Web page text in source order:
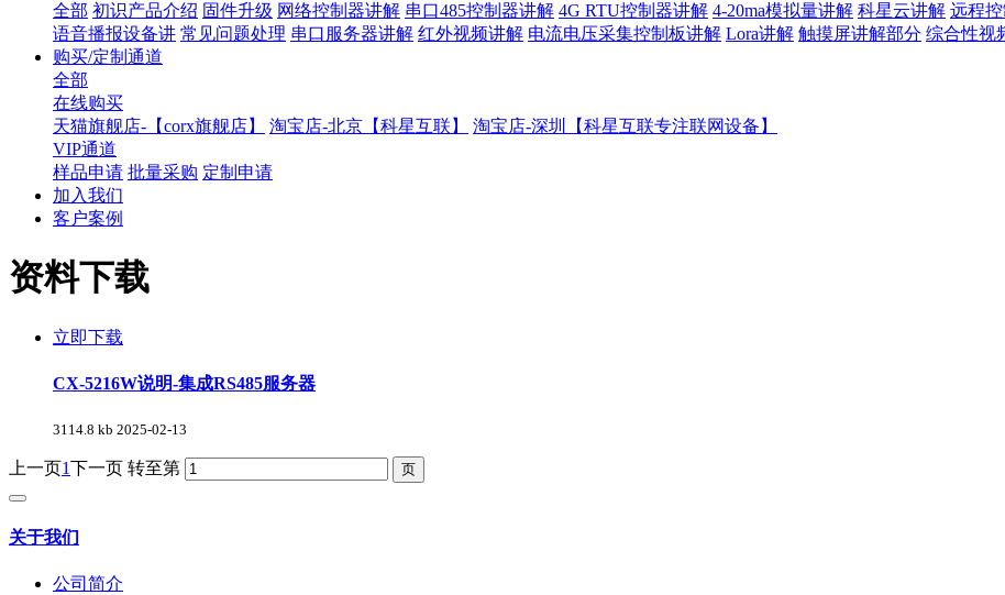
全部 初识产品介绍 固件升级 网络控制器讲解 串口485控制器讲解 4G RTU控制器讲解 4-20ma模拟量讲解 科星云讲解 远程
语音播报设备讲 常见问题处理 串口服务器讲解 红外视频讲解 电流电压采集控制板讲解 Lora讲解 触摸屏讲解部分 综合性视
购买/定制通道
全部
在线购买
天猫旗舰店-【corx旗舰店】
淘宝店-北京【科星互联】
淘宝店-深圳【科星互联专注联网设备】
VIP通道
样品申请 批量采购 定制申请
加入我们
客户案例
资料下载
立即下载
CX-5216W说明-集成RS485服务器
3114.8 kb 2025-02-13
上一页1下一页 转至第
关于我们
公司简介